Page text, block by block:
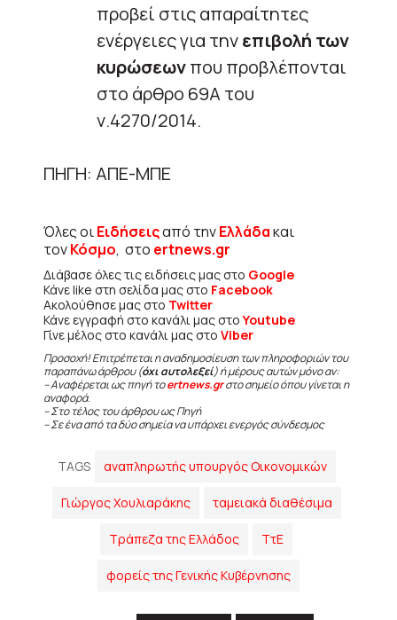
προβεί στις απαραίτητες
ενέργειες για τηνεπιβολή των
κυρώσεωνπου προβλέπονται
στο άρθρο 69Α του
ν.4270/2014.
ΠΗΓΗ: ΑΠΕ-ΜΠΕ
Όλες οιΕιδήσειςαπό τηνΕλλάδακαι
τονΚόσμο, στο ertnews.gr
Διάβασε όλες τις ειδήσεις μας στο Google
Κάνε like στη σελίδα μας στο Facebook
Ακολούθησε μας στο Twitter
Κάνε εγγραφή στο κανάλι μας στοYoutube
Γίνε μέλος στο κανάλι μας στο Viber
Προσοχή! Επιτρέπεται η αναδημοσίευση των πληροφοριών του
παραπάνω άρθρου (όχι αυτολεξεί) ή μέρους αυτών μόνο αν:
– Αναφέρεται ως πηγή τοertnews.grστο σημείο όπου γίνεται η
αναφορά.
– Στο τέλος του άρθρου ως Πηγή
– Σε ένα από τα δύο σημεία να υπάρχει ενεργός σύνδεσμος
TAGS αναπληρωτής υπουργός Οικονομικών
Γιώργος Χουλιαράκης ταμειακά διαθέσιμα
Τράπεζα της Ελλάδος ΤτΕ
φορείς της Γενικής Κυβέρνησης